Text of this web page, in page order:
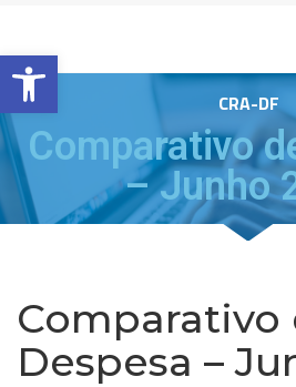
Barra de Ferramentas Aberta
CRA-DF
Comparativo
– Junho
Comparativo
Despesa –